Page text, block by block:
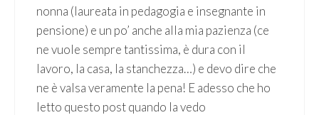
nonna (laureata in pedagogia e insegnante in
pensione) e un po’ anche alla mia pazienza (ce
ne vuole sempre tantissima, è dura con il
lavoro, la casa, la stanchezza…) e devo dire che
ne è valsa veramente la pena! E adesso che ho
letto questo post quando la vedo